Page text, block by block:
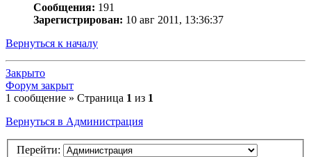
Сообщения: 191
Зарегистрирован: 10 авг 2011, 13:36:37
Вернуться к началу
Закрыто
Форум закрыт
1 сообщение » Страница 1 из 1
Вернуться в Администрация
Перейти: